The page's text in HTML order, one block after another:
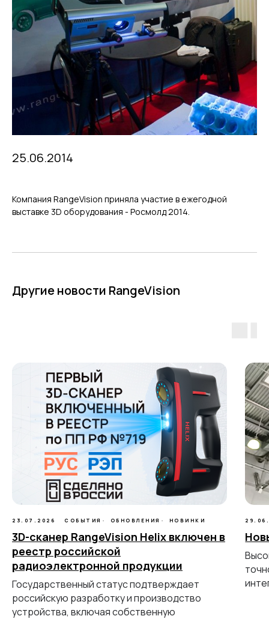
25.06.2014
Компания RangeVision приняла участие в ежегодной
выставке 3D оборудования - Росмолд 2014.
Другие новости RangeVision
23.07.2026 СОБЫТИЯ ОБНОВЛЕНИЯ НОВИНКИ
3D-сканер RangeVision Helix включен в
реестр российской
радиоэлектронной продукции
Государственный статус подтверждает
российскую разработку и производство
устройства, включая собственную
Ручной лазерный Helix
Ручной лазерный Fenix
Метрологический PRO II
Метрологический PRIME
Роботизированный Proton
3D-СКАНЕРЫ
RANGEVISION
Контакты
Новости
Компания
Техподдержка
Дистрибьюторы
Применение
Услуги
ГЛАВНОЕ